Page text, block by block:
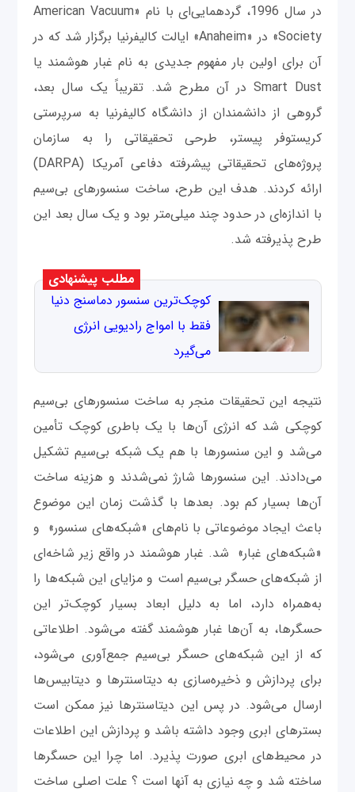
در سال 1996، گردهمایی‌ای با نام «American Vacuum
Society» در «Anaheim» ایالت کالیفرنیا برگزار شد که در
آن برای اولین بار مفهوم جدیدی به نام غبار هوشمند یا
Smart Dust در آن مطرح شد. تقریباً یک سال بعد،
گروهی از دانشمندان از دانشگاه کالیفرنیا به سرپرستی
کریستوفر پیستر، طرحی تحقیقاتی را به سازمان
پروژه‌های تحقیقاتی پیشرفته دفاعی آمریکا (DARPA)
ارائه کردند. هدف این طرح، ساخت سنسورهای بی‌سیم
با اندازه‌ای در حدود چند میلی‌متر بود و یک سال بعد این
طرح پذیرفته شد.
مطلب پیشنهادی
کوچک‌ترین سنسور دماسنج دنیا
فقط با امواج رادیویی انرژی
می‌گیرد
نتیجه این تحقیقات منجر به ساخت سنسورهای بی‌سیم
کوچکی شد که انرژی آن‌ها با یک باطری کوچک تأمین
می‌شد و این سنسورها با هم یک شبکه بی‌سیم تشکیل
می‌دادند. این سنسورها شارژ نمی‌شدند و هزینه ساخت
آن‌ها بسیار کم بود. بعدها با گذشت زمان این موضوع
باعث ایجاد موضوعاتی با نام‌های «شبکه‌های سنسور» و
«شبکه‌های غبار» شد. غبار هوشمند در واقع زیر شاخه‌ای
از شبکه‌های حسگر بی‌سیم است و مزایای این شبکه‌ها را
به‌همراه دارد، اما به دلیل ابعاد بسیار کوچک‌تر این
حسگرها، به آن‌ها غبار هوشمند گفته می‌شود. اطلاعاتی
که از این شبکه‌های حسگر بی‌سیم جمع‌آوری می‌شود،
برای پردازش و ذخیره‌سازی به دیتاسنترها و دیتابیس‌ها
ارسال می‌شود. در پس این دیتاسنترها نیز ممکن است
بسترهای ابری وجود داشته باشد و پردازش این اطلاعات
در محیط‌های ابری صورت پذیرد. اما چرا این حسگرها
ساخته شد و چه نیازی به آنها است ؟ علت اصلی ساخت